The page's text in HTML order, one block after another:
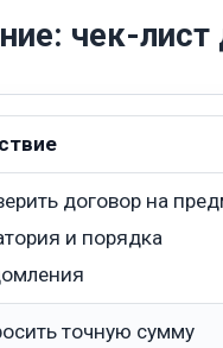
чек-
договор на
и порядка
точную сумму